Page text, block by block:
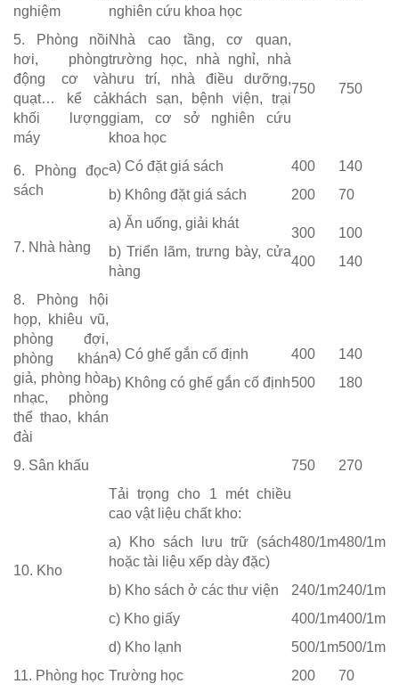
nghiệm
nghiên cứu khoa học
5. Phòng nồi
hơi, phòng
động cơ và
quạt… kể cả
khối lượng
máy
Nhà cao tầng, cơ quan,
trường học, nhà nghỉ, nhà
hưu trí, nhà điều dưỡng,
khách sạn, bệnh viện, trại
giam, cơ sở nghiên cứu
khoa học
750 750
6. Phòng đọc
sách
a) Có đặt giá sách
b) Không đặt giá sách
400
200
140
70
7. Nhà hàng
a) Ăn uống, giải khát
b) Triển lãm, trưng bày, cửa
hàng
300
400
100
140
8. Phòng hội
họp, khiêu vũ,
phòng đợi,
phòng khán
giả, phòng hòa
nhạc, phòng
thể thao, khán
đài
a) Có ghế gắn cố định
b) Không có ghế gắn cố định
400
500
140
180
9. Sân khấu 750 270
10. Kho
Tải trọng cho 1 mét chiều
cao vật liệu chất kho:
a) Kho sách lưu trữ (sách
hoặc tài liệu xếp dày đặc)
b) Kho sách ở các thư viện
c) Kho giấy
d) Kho lạnh
480/1m
240/1m
400/1m
500/1m
480/1m
240/1m
400/1m
500/1m
11. Phòng học Trường học 200 70